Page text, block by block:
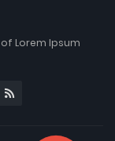
Lorem Ipsum